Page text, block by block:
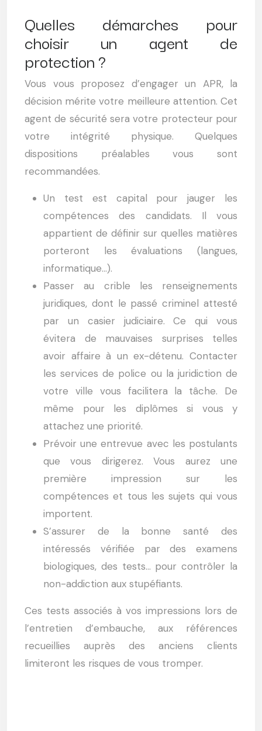
Quelles démarches pour
choisir un agent de
protection ?
Vous vous proposez d’engager un APR, la
décision mérite votre meilleure attention. Cet
agent de sécurité sera votre protecteur pour
votre intégrité physique. Quelques
dispositions préalables vous sont
recommandées.
Un test est capital pour jauger les
compétences des candidats. Il vous
appartient de définir sur quelles matières
porteront les évaluations (langues,
informatique…).
Passer au crible les renseignements
juridiques, dont le passé criminel attesté
par un casier judiciaire. Ce qui vous
évitera de mauvaises surprises telles
avoir affaire à un ex-détenu. Contacter
les services de police ou la juridiction de
votre ville vous facilitera la tâche. De
même pour les diplômes si vous y
attachez une priorité.
Prévoir une entrevue avec les postulants
que vous dirigerez. Vous aurez une
première impression sur les
compétences et tous les sujets qui vous
importent.
S’assurer de la bonne santé des
intéressés vérifiée par des examens
biologiques, des tests… pour contrôler la
non-addiction aux stupéfiants.
Ces tests associés à vos impressions lors de
l’entretien d’embauche, aux références
recueillies auprès des anciens clients
limiteront les risques de vous tromper.